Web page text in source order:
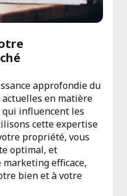
approfondie du
actuelles en matière
qui influencent les
cette expertise
propriété, vous
optimal, et
efficace,
bien et à votre